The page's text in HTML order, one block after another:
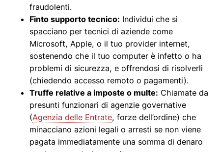
fraudolenti.
Finto supporto tecnico: Individui che si
spacciano per tecnici di aziende come
Microsoft, Apple, o il tuo provider internet,
sostenendo che il tuo computer è infetto o ha
problemi di sicurezza, e offrendosi di risolverli
(chiedendo accesso remoto o pagamenti).
Truffe relative a imposte o multe: Chiamate da
presunti funzionari di agenzie governative
(Agenzia delle Entrate, forze dell’ordine) che
minacciano azioni legali o arresti se non viene
pagata immediatamente una somma di denaro